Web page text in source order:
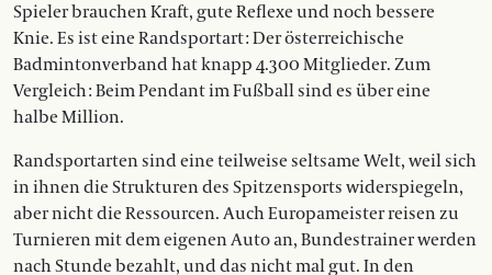
Spieler brauchen Kraft, gute Reflexe und noch bessere
Knie. Es ist eine Randsportart : Der österreichische
Badmintonverband hat knapp 4.300 Mitglieder. Zum
Vergleich : Beim Pendant im Fußball sind es über eine
halbe Million.
Randsportarten sind eine teilweise seltsame Welt, weil sich
in ihnen die Strukturen des Spitzensports widerspiegeln,
aber nicht die Ressourcen. Auch Europameister reisen zu
Turnieren mit dem eigenen Auto an, Bundestrainer werden
nach Stunde bezahlt, und das nicht mal gut. In den